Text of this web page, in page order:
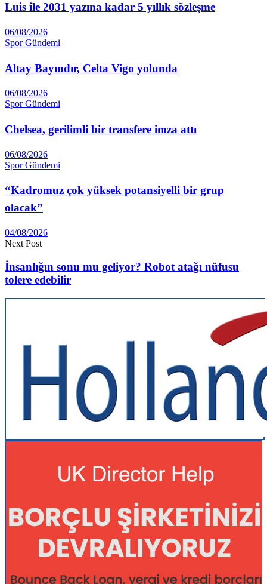
Luis ile 2031 yazına kadar 5 yıllık sözleşme
06/08/2026
Spor Gündemi
Altay Ba­yındır, Celta Vigo yolunda
06/08/2026
Spor Gündemi
Chelsea, gerilimli bir transfere imza attı
06/08/2026
Spor Gündemi
“Kadromuz çok yüksek potansiyelli bir grup
olacak”
04/08/2026
Next Post
İnsanlığın sonu mu geliyor? Robot atağı nüfusu
tolere edebilir